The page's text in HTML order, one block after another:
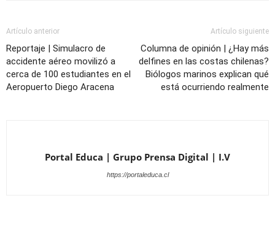
Artículo anterior
Reportaje | Simulacro de
accidente aéreo movilizó a
cerca de 100 estudiantes en el
Aeropuerto Diego Aracena
Artículo siguiente
Columna de opinión | ¿Hay más
delfines en las costas chilenas?
Biólogos marinos explican qué
está ocurriendo realmente
Portal Educa | Grupo Prensa Digital | I.V
https://portaleduca.cl